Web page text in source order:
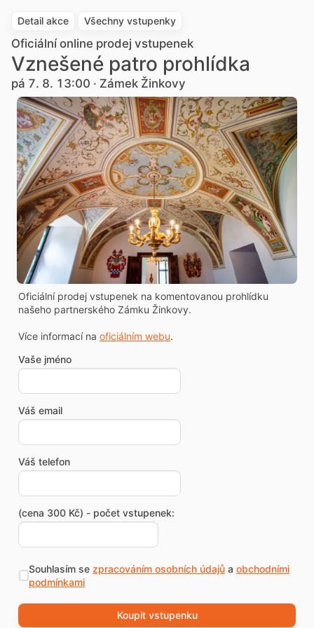
Detail akce Všechny vstupenky
Oficiální online prodej vstupenek
Vznešené patro prohlídka
pá 7. 8. 13:00 · Zámek Žinkovy
Oficiální prodej vstupenek na komentovanou prohlídku
našeho partnerského Zámku Žinkovy.
Více informací na oficiálním webu.
Vaše jméno
Váš email
Váš telefon
(cena 300 Kč) - počet vstupenek:
Souhlasím se zpracováním osobních údajůa obchodními
podmínkami
Koupit vstupenku